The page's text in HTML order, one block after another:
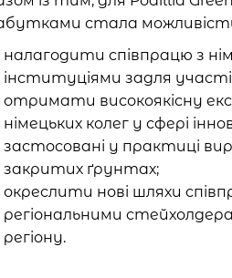
стала
налагодити співпрацю з
інституціями задля
отримати високоякісну
німецьких колег у сфері
застосовані у практиці
закритих ґрунтах;
окреслити нові шляхи
регіональними
регіону.